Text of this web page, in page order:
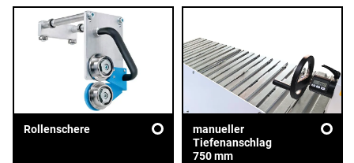
Rollenschere
manueller
Tiefenanschlag
750 mm